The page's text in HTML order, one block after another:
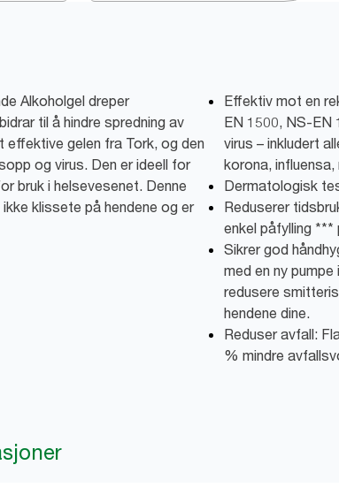
Alkoholgel dreper
til å hindre spredning av
effektive gelen fra Tork, og den
og virus. Den er ideell for
bruk i helsevesenet. Denne
klissete på hendene og er
Effektiv mot en
EN 1500, NS-EN
virus – inkludert
korona,
Dermatologisk
Reduserer
enkel påfylling ***
Sikrer god
med en ny
redusere
hendene dine.
Reduser avfall:
% mindre